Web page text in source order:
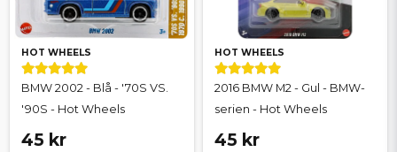
HOT WHEELS
BMW 2002 - Blå - '70S VS.
'90S - Hot Wheels
45 kr
HOT WHEELS
2016 BMW M2 - Gul - BMW-
serien - Hot Wheels
45 kr